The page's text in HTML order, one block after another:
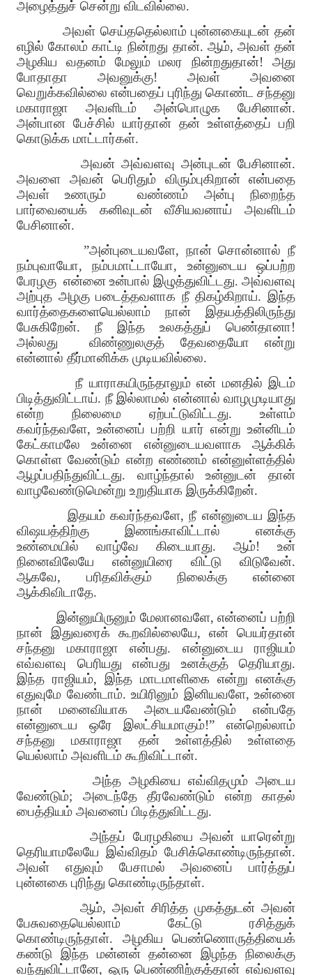
அழைத்துச் சென்று விடவில்லை.
அவள் செய்ததெல்லாம் புன்னகையுடன் தன்
எழில் கோலம் காட்டி நின்றது தான். ஆம், அவள் தன்
அழகிய வதனம் மேலும் மலர நின்றதுதான்!அது
போதாதா அவனுக்கு! அவள் அவனை
வெறுக்கவில்லை என்பதைப் புரிந்து கொண்ட சந்தனு
மகாராஜா அவளிடம் அன்பொழுக பேசினான்.
அன்பான பேச்சில் யார்தான் தன் உள்ளத்தைப் பறி
கொடுக்க மாட்டார்கள்.
அவன் அவ்வளவு அன்புடன் பேசினான்.
அவளை அவன் பெரிதும் விரும்புகிறான் என்பதை
அவள் உணரும்
வண்ணம் அன்பு நிறைந்த
பார்வையைக் கனிவுடன் வீசியவனாய் அவளிடம்
பேசினான்.
”அன்புடையவளே, நான் சொன்னால் நீ
நம்புவாயோ,நம்பமாட்டாயோ, உன்னுடைய ஒப்பற்ற
பேரழகு என்னை உன்பால் இழுத்துவிட்டது. அவ்வளவு
அற்புத அழகு படைத்தவளாக நீ திகழ்கிறாய். இந்த
வார்த்தைகளையெல்லாம் நான் இதயத்திலிருந்து
பேசுகிறேன். நீ இந்த உலகத்துப் பெண்தானா!
அல்லது
விண்ணுலகுத் தேவதையோ என்று
என்னால் தீர்மானிக்க முடியவில்லை.
நீ யாராகயிருந்தாலும் என் மனதில் இடம்
பிடித்துவிட்டாய். நீ இல்லாமல் என்னால் வாழமுடியாது
என்ற நிலைமை ஏற்பட்டுவிட்டது. உள்ளம்
கவர்ந்தவளே,உன்னைப் பற்றி யார் என்று உன்னிடம்
கேட்காமலே உன்னை என்னுடையவளாக ஆக்கிக்
கொள்ள வேண்டும் என்ற எண்ணம் என்னுள்ளத்தில்
ஆழப்பதிந்துவிட்டது. வாழ்ந்தால் உன்னுடன் தான்
வாழவேண்டுமென்று உறுதியாக இருக்கிறேன்.
இதயம் கவர்ந்தவளே,நீ என்னுடைய இந்த
விஷயத்திற்கு இணங்காவிட்டால் எனக்கு
உண்மையில் வாழ்வே கிடையாது. ஆம்! உன்
நினைவிலேயே என்னுயிரை விட்டு விடுவேன்.
ஆகவே, பரிதவிக்கும் நிலைக்கு என்னை
ஆக்கிவிடாதே.
இன்னுயிருனும் மேலானவளே,என்னைப் பற்றி
நான் இதுவரைக் கூறவில்லையே, என் பெயர்தான்
சந்தனு மகாராஜா என்பது. என்னுடைய ராஜியம்
எவ்வளவு பெரியது என்பது உனக்குத் தெரியாது.
இந்த ராஜியம், இந்த மாடமாளிகை என்று எனக்கு
எதுவுமே வேண்டாம். உயிரினும் இனியவளே, உன்னை
நான் மனைவியாக அடையவேண்டும் என்பதே
என்னுடைய ஒரே இலட்சியமாகும்!”என்றெல்லாம்
சந்தனு மகாராஜா தன் உள்ளத்தில் உள்ளதை
யெல்லாம் அவளிடம் கூறிவிட்டான்.
அந்த அழகியை எவ்விதமும் அடைய
வேண்டும்; அடைந்தே தீரவேண்டும் என்ற காதல்
பைத்தியம் அவனைப் பிடித்துவிட்டது.
அந்தப் பேரழகியை அவன் யாரென்று
தெரியாமலேயே இவ்விதம் பேசிக்கொண்டிருந்தான்.
அவள் எதுவும் பேசாமல் அவனைப் பார்த்துப்
புன்னகை புரிந்து கொண்டிருந்தாள்.
ஆம், அவள் சிரித்த முகத்துடன் அவன்
பேசுவதையெல்லாம் கேட்டு ரசித்துக்
கொண்டிருந்தாள். அழகிய பெண்ணொருத்தியைக்
கண்டு இந்த மன்னன் தன்னை இழந்த நிலைக்கு
வந்துவிட்டானே, ஒரு பெண்ணிற்குத்தான் எவ்வளவு